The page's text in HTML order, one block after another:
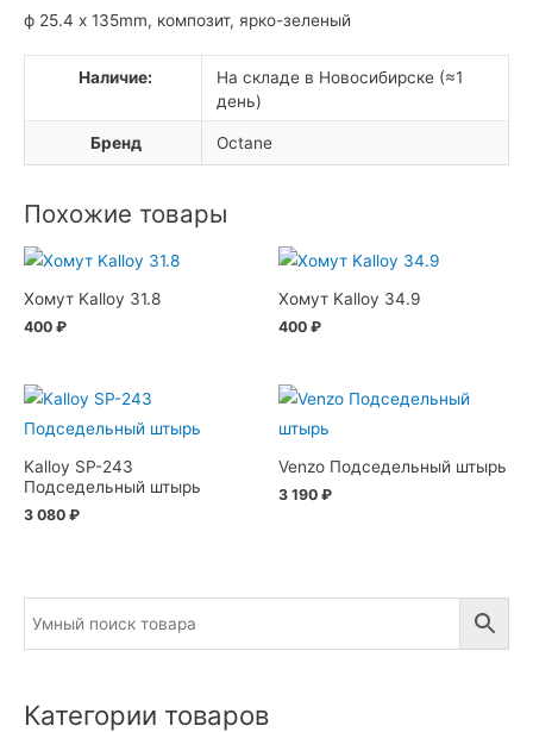
ф 25.4 x 135mm, композит, ярко-зеленый
Наличие:
На складе в Новосибирске (≈1
день)
Бренд Octane
Похожие товары
Хомут Kalloy 31.8
400 ₽
Хомут Kalloy 34.9
400 ₽
Kalloy SP-243
Подседельный штырь
3 080 ₽
Venzo Подседельный штырь
3 190 ₽
Категории товаров